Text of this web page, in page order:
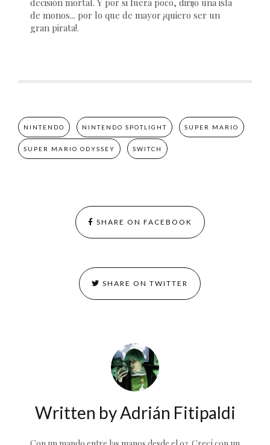
decisión mortal. Y por si fuera poco, dirijo una isla
de monos... por lo que de mayor ¡quiero ser un
gran pirata!.
NINTENDO NINTENDO SPOTLIGHT SUPER MARIO
SUPER MARIO ODYSSEY SWITCH
SHARE ON FACEBOOK
SHARE ON TWITTER
Written byAdrián Fitipaldi